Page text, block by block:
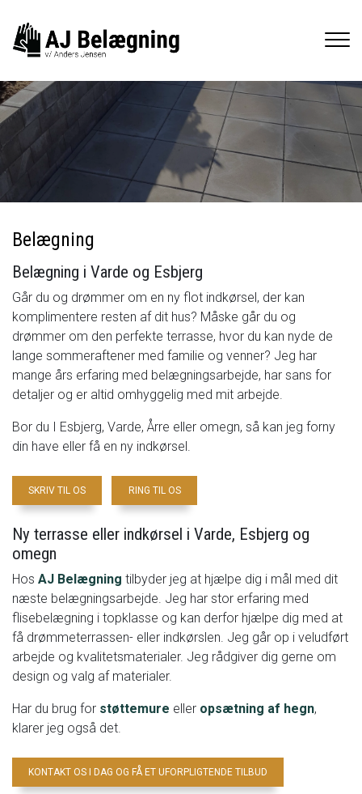
hovedindhold
Belægning
Belægning i Varde og Esbjerg
Går du og drømmer om en ny flot indkørsel, der kan
komplimentere resten af dit hus? Måske går du og
drømmer om den perfekte terrasse, hvor du kan nyde de
lange sommeraftener med familie og venner? Jeg har
mange års erfaring med belægningsarbejde, har sans for
detaljer og er altid omhyggelig med mit arbejde.
Bor du I Esbjerg, Varde, Årre eller omegn, så kan jeg forny
din have eller få en ny indkørsel.
SKRIV TIL OS RING TIL OS
Ny terrasse eller indkørsel i Varde, Esbjerg og
omegn
Hos AJ Belægning tilbyder jeg at hjælpe dig i mål med dit
næste belægningsarbejde. Jeg har stor erfaring med
flisebelægning i topklasse og kan derfor hjælpe dig med at
få drømmeterrassen- eller indkørslen. Jeg går op i veludført
arbejde og kvalitetsmaterialer. Jeg rådgiver dig gerne om
design og valg af materialer.
Har du brug for støttemure eller opsætning af hegn,
klarer jeg også det.
KONTAKT OS I DAG OG FÅ ET UFORPLIGTENDE TILBUD